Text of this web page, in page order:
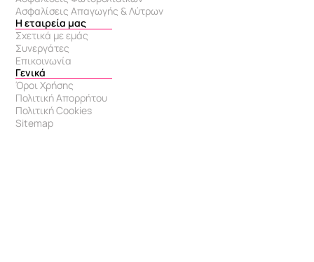
Ασφαλίσεις Απαγωγής & Λύτρων
Η εταιρεία μας
Σχετικά με εμάς
Συνεργάτες
Επικοινωνία
Γενικά
Όροι Χρήσης
Πολιτική Απορρήτου
Πολιτική Cookies
Sitemap